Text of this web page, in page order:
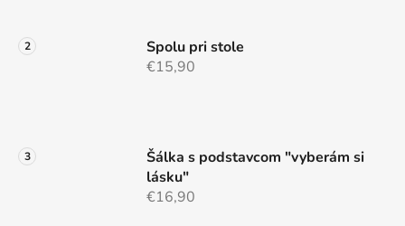
Spolu pri stole
€15,90
Šálka s podstavcom "vyberám si
lásku"
€16,90